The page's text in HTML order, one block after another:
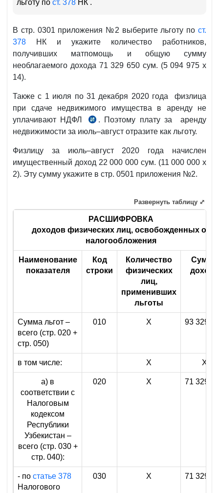
льготу по ст. 378 НК .
В стр. 0301 приложения №2 выберите льготу по ст.
378 НК и укажите количество работников,
получивших матпомощь и общую сумму
необлагаемого дохода 71 329 650 сум. (5 094 975 х
14).
Также с 1 июля по 31 декабря 2020 года физлица
при сдаче недвижимого имущества в аренду не
уплачивают НДФЛ
УП-6029
от
. Поэтому плату за аренду
недвижимости за июль–август отразите как льготу.
Физлицу за июль–август 2020 года начислен
имущественный доход 22 000 000 сум. (11 000 000 х
2). Эту сумму укажите в стр. 0501 приложения №2.
РАСШИФРОВКА
доходов физических лиц, освобожденных от
налогообложения
Наименование
показателя
Код
строки
Количество
физических
лиц,
применивших
льготы
Сумма
дохода
Сумма льгот –
всего (стр. 020 +
стр. 050)
010 X 93 329
в том числе: X X
а) в
соответствии с
Налоговым
кодексом
Республики
Узбекистан –
всего (стр. 030 +
стр. 040):
020 X 71 329
- по статье 378
Налогового
030 X 71 329
Развернуть таблицу ⤢